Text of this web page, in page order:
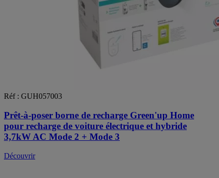
Réf : GUH057003
Prêt-à-poser borne de recharge Green'up Home
pour recharge de voiture électrique et hybride
3,7kW AC Mode 2 + Mode 3
Découvrir